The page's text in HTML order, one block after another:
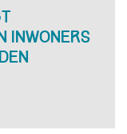
inwoners